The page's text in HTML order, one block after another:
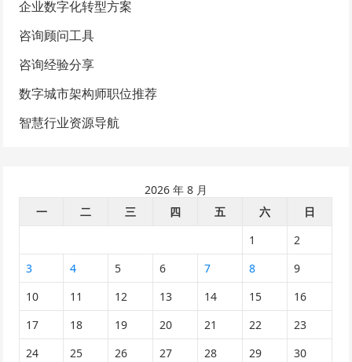
企业数字化转型方案
咨询顾问工具
咨询经验分享
数字城市架构师职位推荐
智慧行业资源导航
2026 年 8 月
一
二 三 四 五 六
日
1
2
3
4 5 6 7 8
9
10
11 12 13 14 15
16
17
18 19 20 21 22
23
24
25 26 27 28 29
30